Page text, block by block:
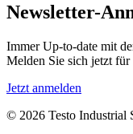
Newsletter-
Immer Up-to-date mit
Melden Sie sich jetzt für
Jetzt anmelden
© 2026 Testo Industrial